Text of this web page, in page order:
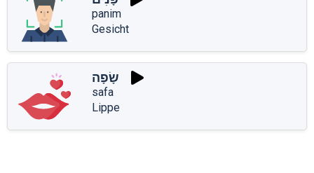
panim
Gesicht
שָׂפָה
safa
Lippe